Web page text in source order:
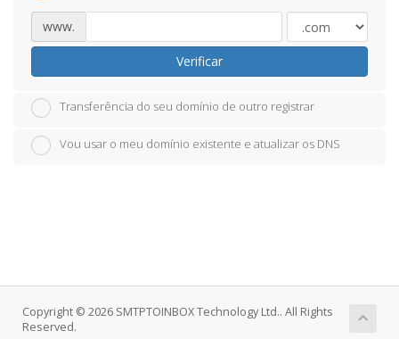
www.
Verificar
Transferência do seu domínio de outro registrar
Vou usar o meu domínio existente e atualizar os DNS
Copyright © 2026 SMTPTOINBOX Technology Ltd.. All Rights
Reserved.